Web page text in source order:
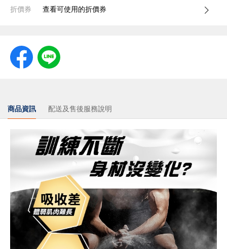
折價券 查看可使用的折價券
商品資訊 配送及售後服務說明